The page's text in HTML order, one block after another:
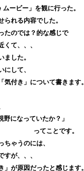
ービー」を観に行った。
れる内容でした。
たのでは？的な感じで
くて、、、
した。
にして、
気付き」について書きます
になっていたか？」
す。
ゃうのには、
が、、、
」が原因だったと感じます